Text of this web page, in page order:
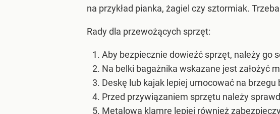
na przykład pianka, żagiel czy sztormiak.
Rady dla przewożących sprzęt:
Aby bezpiecznie dowieźć sprzęt, należy go
Na belki bagażnika wskazane jest założyć
Deskę lub kajak lepiej umocować na
Przed przywiązaniem sprzętu należy
Metalową klamrę lepiej również